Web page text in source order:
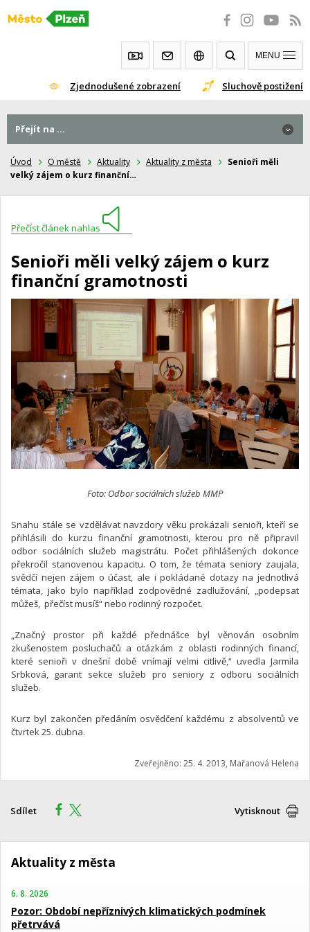
Přeskočit
Zjednodušené zobrazení Sluchově postižení
MENU
Úvod O městě Aktuality Aktuality z města
Senioři měli
velký zájem o kurz finanční…
Přečíst článek nahlas
Senioři měli velký zájem o kurz
finanční gramotnosti
Foto: Odbor sociálních služeb MMP
Snahu stále se vzdělávat navzdory věku prokázali senioři, kteří se
přihlásili do kurzu finanční gramotnosti, kterou pro ně připravil
odbor sociálních služeb magistrátu. Počet přihlášených dokonce
překročil stanovenou kapacitu. O tom, že témata seniory zaujala,
svědčí nejen zájem o účast, ale i pokládané dotazy na jednotlivá
témata, jako bylo například zodpovědné zadlužování, „podepsat
můžeš, přečíst musíš“ nebo rodinný rozpočet.
„Značný prostor při každé přednášce byl věnován osobním
zkušenostem posluchačů a otázkám z oblasti rodinných financí,
které senioři v dnešní době vnímají velmi citlivě,“ uvedla Jarmila
Srbková, garant sekce služeb pro seniory z odboru sociálních
služeb.
Kurz byl zakončen předáním osvědčení každému z absolventů ve
čtvrtek 25. dubna.
Zveřejněno: 25. 4. 2013, Mařanová Helena
Sdílet Vytisknout
Přejít na ...
Aktuality z města
6. 8. 2026
Pozor: Období nepříznivých klimatických podmínek
přetrvává